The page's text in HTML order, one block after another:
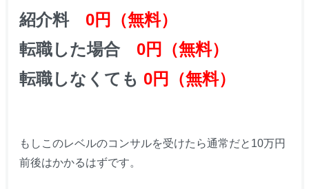
紹介料 0円（無料）
転職した場合 0円（無料）
転職しなくても 0円（無料）
もしこのレベルのコンサルを受けたら通常だと10万円
前後はかかるはずです。